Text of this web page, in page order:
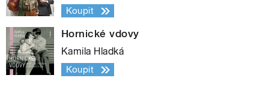
Koupit
Hornické vdovy
Kamila Hladká
Koupit